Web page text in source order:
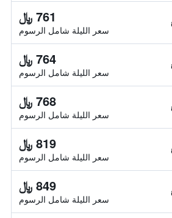
761 ﷼
سعر الليلة شامل الرسوم
764 ﷼
سعر الليلة شامل الرسوم
768 ﷼
سعر الليلة شامل الرسوم
819 ﷼
سعر الليلة شامل الرسوم
849 ﷼
سعر الليلة شامل الرسوم